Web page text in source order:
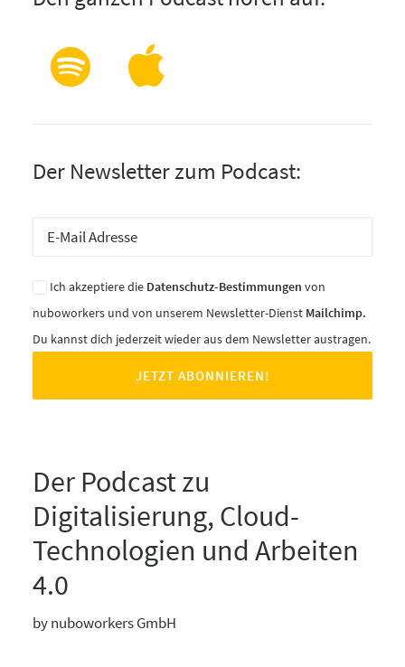
Der Newsletter zum Podcast:
Ich akzeptiere die Datenschutz-Bestimmungen von
nuboworkers und von unserem Newsletter-Dienst Mailchimp.
Du kannst dich jederzeit wieder aus dem Newsletter austragen.
Der Podcast zu
Digitalisierung, Cloud-
Technologien und Arbeiten
4.0
by nuboworkers GmbH